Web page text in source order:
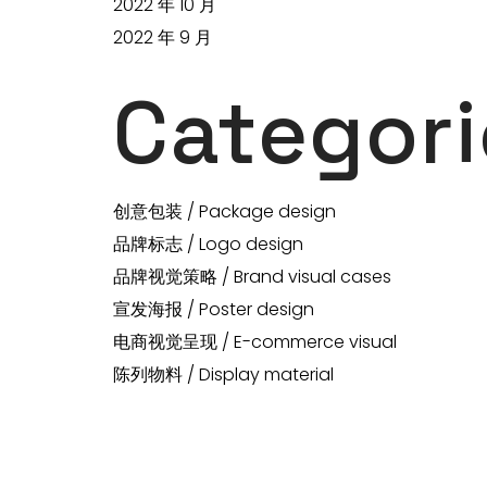
2022 年 10 月
2022 年 9 月
创意包装 / Package design
品牌标志 / Logo design
品牌视觉策略 / Brand visual cases
宣发海报 / Poster design
电商视觉呈现 / E-commerce visual
陈列物料 / Display material